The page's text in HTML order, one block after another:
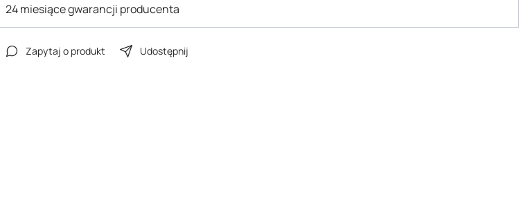
24 miesiące gwarancji producenta
Zapytaj o produkt Udostępnij